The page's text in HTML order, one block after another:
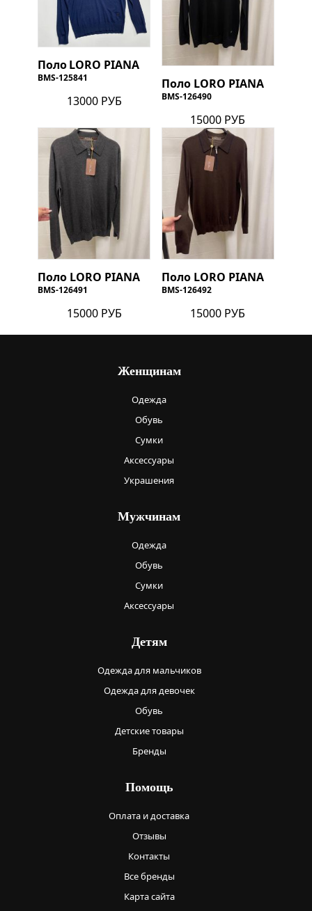
ПолоLORO PIANA
BMS-125841
13000 РУБ
Поло LORO PIANA
BMS-126490
15000 РУБ
Поло LORO PIANA
BMS-126491
15000 РУБ
Поло LORO PIANA
BMS-126492
15000 РУБ
Женщинам
Одежда
Обувь
Сумки
Аксессуары
Украшения
Мужчинам
Одежда
Обувь
Сумки
Аксессуары
Детям
Одежда для мальчиков
Одежда для девочек
Обувь
Детские товары
Бренды
Помощь
Оплата и доставка
Отзывы
Контакты
Все бренды
Карта сайта